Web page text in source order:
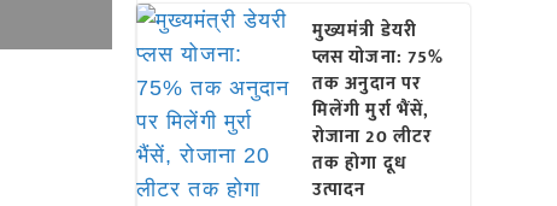
मुख्यमंत्री डेयरी
प्लस योजना: 75%
तक अनुदान पर
मिलेंगी मुर्रा भैंसें,
रोजाना 20 लीटर
तक होगा दूध
उत्पादन